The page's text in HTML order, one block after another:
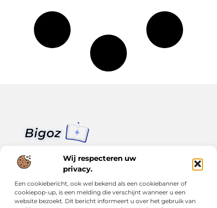
Wij respecteren uw
privacy.
Een cookiebericht, ook wel bekend als een cookiebanner of
cookiepop-up, is een melding die verschijnt wanneer u een
website bezoekt. Dit bericht informeert u over het gebruik van
Lees inspirerende blogs en artikelen over het dagelijks leven,
actualiteit en meer.
Bericht categorie